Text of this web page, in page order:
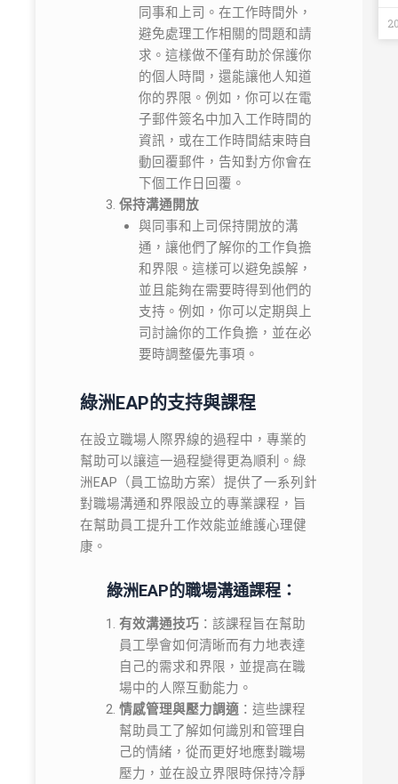
同事和上司。在工作時間外，
避免處理工作相關的問題和請
求。這樣做不僅有助於保護你
的個人時間，還能讓他人知道
你的界限。例如，你可以在電
子郵件簽名中加入工作時間的
資訊，或在工作時間結束時自
動回覆郵件，告知對方你會在
下個工作日回覆。
保持溝通開放
與同事和上司保持開放的溝
通，讓他們了解你的工作負擔
和界限。這樣可以避免誤解，
並且能夠在需要時得到他們的
支持。例如，你可以定期與上
司討論你的工作負擔，並在必
要時調整優先事項。
綠洲EAP的支持與課程
在設立職場人際界線的過程中，專業的
幫助可以讓這一過程變得更為順利。綠
洲EAP（員工協助方案）提供了一系列針
對職場溝通和界限設立的專業課程，旨
在幫助員工提升工作效能並維護心理健
康。
綠洲EAP的職場溝通課程：
有效溝通技巧 ：該課程旨在幫助
員工學會如何清晰而有力地表達
自己的需求和界限，並提高在職
場中的人際互動能力。
情感管理與壓力調適 ：這些課程
幫助員工了解如何識別和管理自
己的情緒，從而更好地應對職場
壓力，並在設立界限時保持冷靜